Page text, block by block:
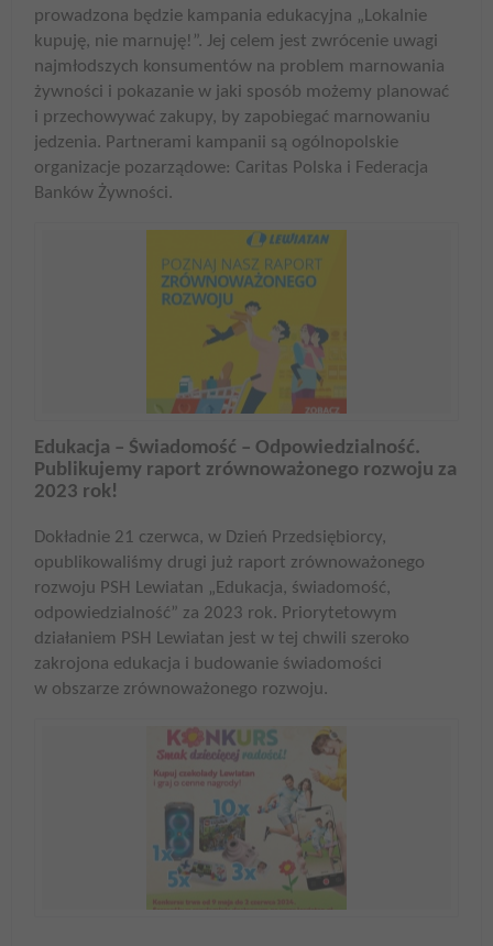
prowadzona będzie kampania edukacyjna „Lokalnie
kupuję, nie marnuję!”. Jej celem jest zwrócenie uwagi
najmłodszych konsumentów na problem marnowania
żywności i pokazanie w jaki sposób możemy planować
i przechowywać zakupy, by zapobiegać marnowaniu
jedzenia. Partnerami kampanii są ogólnopolskie
organizacje pozarządowe: Caritas Polska i Federacja
Banków Żywności.
Edukacja – Świadomość – Odpowiedzialność.
Publikujemy raport zrównoważonego rozwoju za
2023 rok!
Dokładnie 21 czerwca, w Dzień Przedsiębiorcy,
opublikowaliśmy drugi już raport zrównoważonego
rozwoju PSH Lewiatan „Edukacja, świadomość,
odpowiedzialność” za 2023 rok. Priorytetowym
działaniem PSH Lewiatan jest w tej chwili szeroko
zakrojona edukacja i budowanie świadomości
w obszarze zrównoważonego rozwoju.